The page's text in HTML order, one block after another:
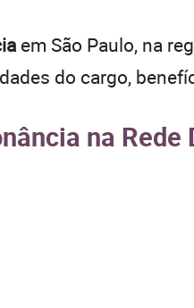
em São Paulo, na
do cargo,
na Rede